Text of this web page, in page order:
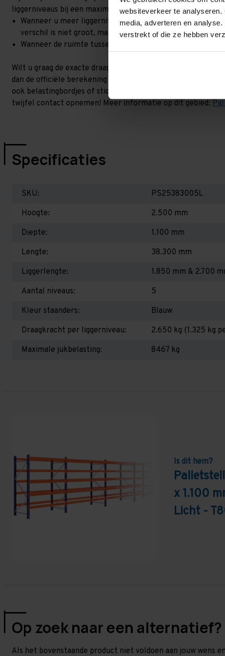
websiteverkeer te
media, adverteren en
verstrekt of die ze hebben
liggerniveaus bij een maximale hoogteverschil. Goed om te
Wanneer u meer liggerniveaus toevoegt, kan het zijn
verschil is niet groot, maar wel het beste om dit te laten
Wanneer de ruimte tussen de liggerniveaus kleiner is
Wilt u graag de exacte draagkracht weten in uw situatie?
dan de officiële berekening uit. Dit doen we gratis en voor
ook belastingbordjes of stickers meeleveren waar de
twijfel contact opnemen! Meer informatie op dit gebied:
Specificaties
SKU:
PS25383005L
Hoogte:
2.500 mm
Diepte:
1.100 mm
Lengte:
38.300 mm
Liggerlengte:
1.850 mm & 2.700
Aantal niveaus:
5
Kleur staanders:
Blauw
Draagkracht per liggerniveau:
2.650 kg (1.325 kg
Maximale jukbelasting:
8467 kg
Is dit hem?
x 1.100
Licht -
Op zoek naar een alternatief?
Als het bovenstaande product niet voldoen aan jouw wens